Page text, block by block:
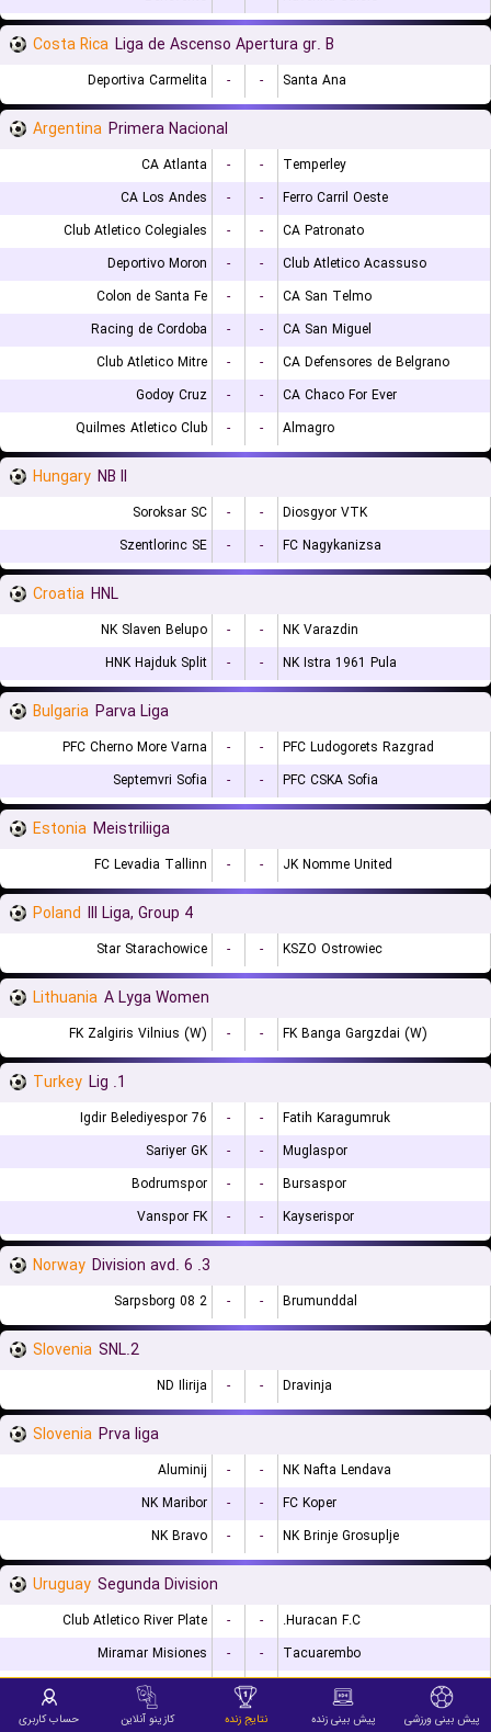
Costa Rica Liga de Ascenso Apertura gr. B
Deportiva Carmelita - - Santa Ana
Argentina Primera Nacional
CA Atlanta - -
Temperley
CA Los Andes
- -
Ferro Carril Oeste
Club Atletico Colegiales
- -
CA Patronato
Deportivo Moron
- -
Club Atletico Acassuso
Colon de Santa Fe
- -
CA San Telmo
Racing de Cordoba
- -
CA San Miguel
Club Atletico Mitre
- -
CA Defensores de Belgrano
Godoy Cruz
- -
CA Chaco For Ever
Quilmes Atletico Club
- - Almagro
Hungary NB II
Soroksar SC - -
Diosgyor VTK
Szentlorinc SE
- - FC Nagykanizsa
Croatia HNL
NK Slaven Belupo - -
NK Varazdin
HNK Hajduk Split
- - NK Istra 1961 Pula
Bulgaria Parva Liga
PFC Cherno More Varna - -
PFC Ludogorets Razgrad
Septemvri Sofia
- - PFC CSKA Sofia
Estonia Meistriliiga
FC Levadia Tallinn - - JK Nomme United
Poland III Liga, Group 4
Star Starachowice - - KSZO Ostrowiec
Lithuania A Lyga Women
FK Zalgiris Vilnius (W) - - FK Banga Gargzdai (W)
Turkey 1. Lig
76 Igdir Belediyespor - -
Fatih Karagumruk
Sariyer GK
- -
Muglaspor
Bodrumspor
- -
Bursaspor
Vanspor FK
- - Kayserispor
Norway 3. Division avd. 6
Sarpsborg 08 2 - - Brumunddal
Slovenia 2.SNL
ND Ilirija - - Dravinja
Slovenia Prva liga
Aluminij - -
NK Nafta Lendava
NK Maribor
- -
FC Koper
NK Bravo
- - NK Brinje Grosuplje
Uruguay Segunda Division
Club Atletico River Plate - -
Huracan F.C.
Miramar Misiones
- -
Tacuarembo
Club Oriental
پیش بینی ورزشی پیش بینی زنده نتایج زنده کازینو آنلاین حساب کاربری